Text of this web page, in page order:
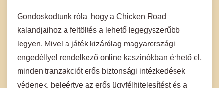
Gondoskodtunk róla, hogy a Chicken Road
kalandjaihoz a feltöltés a lehető legegyszerűbb
legyen. Mivel a játék kizárólag magyarországi
engedéllyel rendelkező online kaszinókban érhető el,
minden tranzakciót erős biztonsági intézkedések
védenek, beleértve az erős ügyfélhitelesítést és a